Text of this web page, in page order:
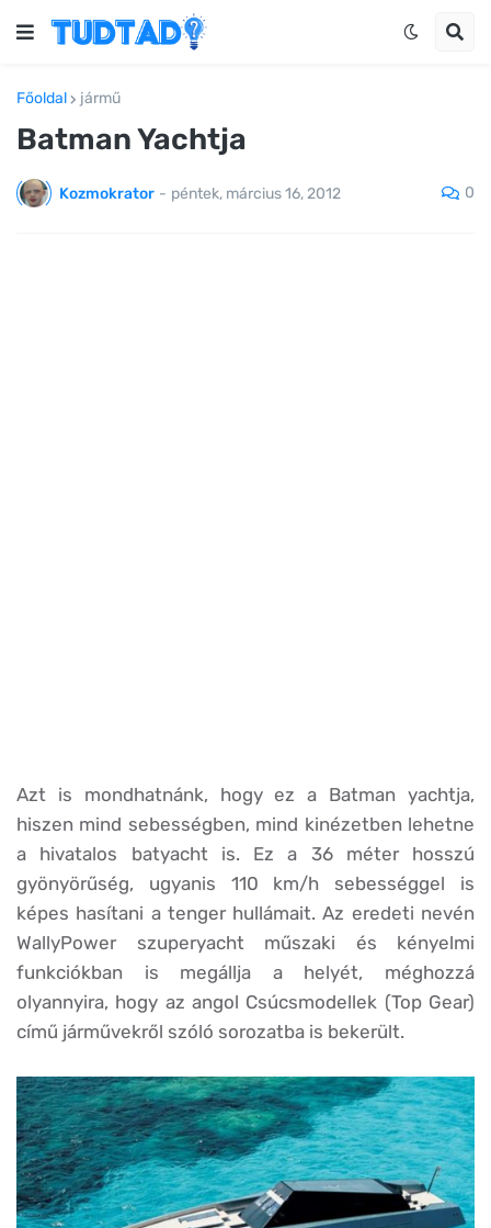
Főoldal jármű
Batman Yachtja
Kozmokrator - péntek, március 16, 2012 0
Azt is mondhatnánk, hogy ez a Batman yachtja,
hiszen mind sebességben, mind kinézetben lehetne
a hivatalos batyacht is. Ez a 36 méter hosszú
gyönyörűség, ugyanis 110 km/h sebességgel is
képes hasítani a tenger hullámait. Az eredeti nevén
WallyPower szuperyacht műszaki és kényelmi
funkciókban is megállja a helyét, méghozzá
olyannyira, hogy az angol Csúcsmodellek (Top Gear)
című járművekről szóló sorozatba is bekerült.